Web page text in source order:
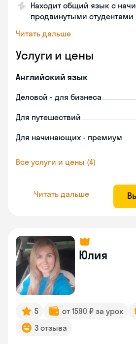
Находит общий язык с
продвинутыми студентами
Читать дальше
Услуги и цены
Английский язык
Деловой - для бизнеса
Для путешествий
Для начинающих - премиум
Все услуги и цены (4)
Читать дальше
Юлия
5 от 1590 ₽ за урок
3 отзыва